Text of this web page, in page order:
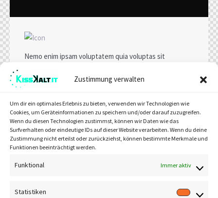
Zustimmung verwalten
Um dir ein optimales Erlebnis zu bieten, verwenden wir Technologien wie
Cookies, um Geräteinformationen zu speichern und/oder darauf zuzugreifen.
Wenn du diesen Technologien zustimmst, können wir Daten wie das
Surfverhalten oder eindeutige IDs auf dieser Website verarbeiten. Wenn du deine
Zustimmung nicht erteilst oder zurückziehst, können bestimmte Merkmale und
Funktionen beeinträchtigt werden.
Funktional Immer aktiv
Statistiken
Nemo enim ipsam voluptatem quia voluptas sit
aspernatur aut odit aut fugit. Dicta sunt explicabo.